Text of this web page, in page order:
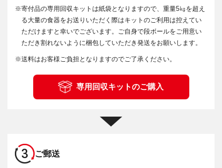
※寄付品の専用回収キットは紙袋となりますので、重量5㎏を超え
る大量の食器をお送りいただく際はキットのご利用は控えてい
ただけますと幸いでございます。ご自身で段ボールをご用意い
ただき割れないように梱包していただき発送をお願いします。
※送料はお客様ご負担となりますのでご了承ください。
専用回収キットのご購入
3 ご郵送